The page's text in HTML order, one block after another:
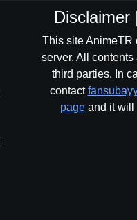
Disclaimer
This site AnimeTR
server. All
third parties. In
contact
page and it will